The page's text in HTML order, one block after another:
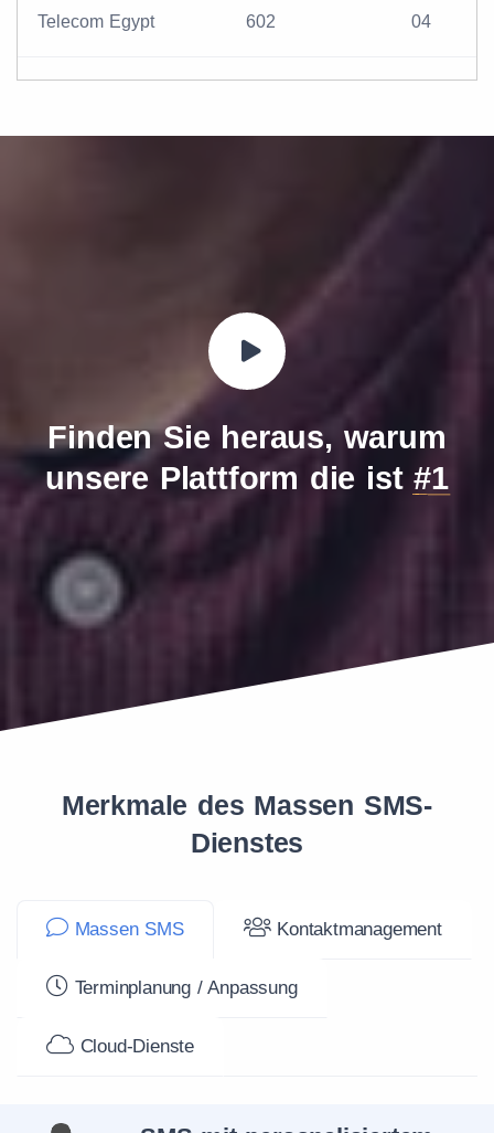
Telecom Egypt 602 04
Finden Sie heraus, warum
unsere Plattform die ist#1
Merkmale des Massen SMS-
Dienstes
Massen SMS Kontaktmanagement
Terminplanung / Anpassung
Cloud-Dienste